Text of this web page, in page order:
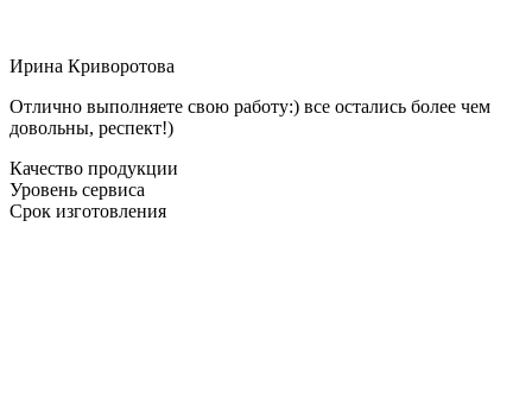
Ирина Криворотова
Отлично выполняете свою работу:) все остались более чем
довольны, респект!)
Качество продукции
Уровень сервиса
Срок изготовления